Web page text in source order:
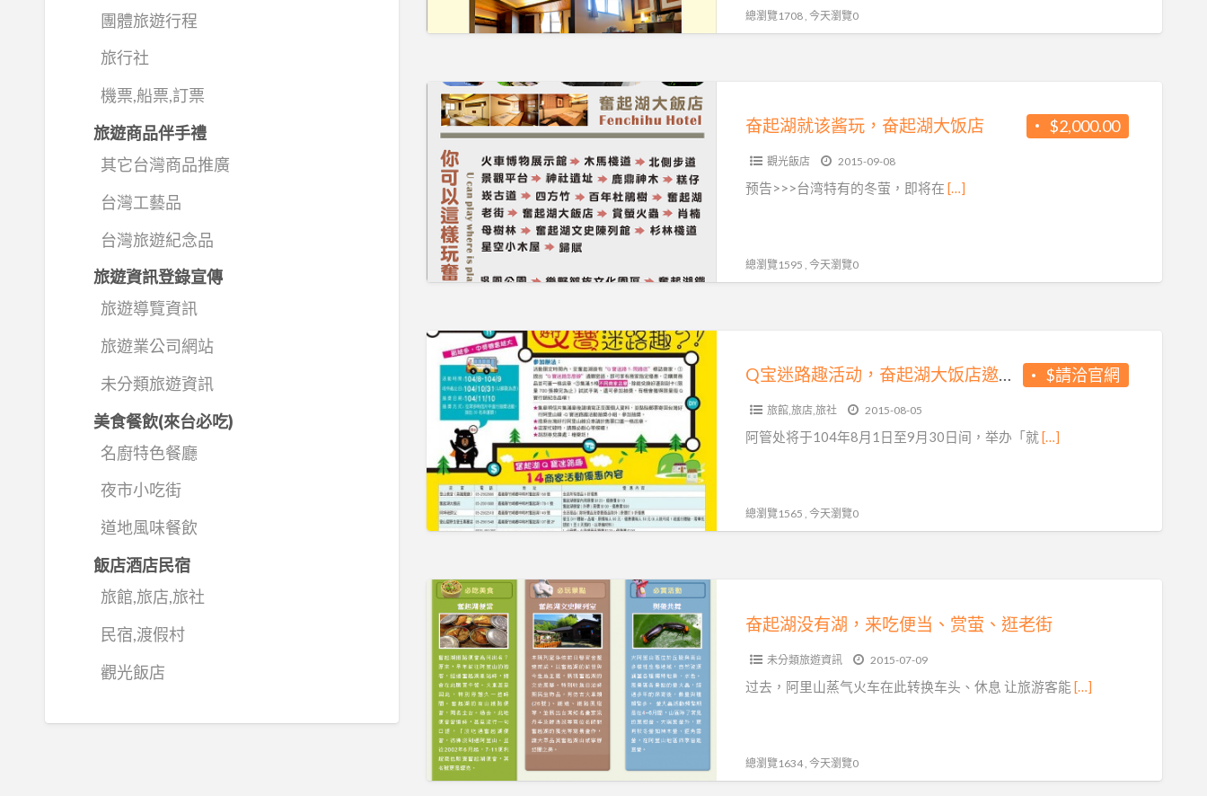
團體旅遊行程
旅行社
機票,船票,訂票
旅遊商品伴手禮
其它台灣商品推廣
台灣工藝品
台灣旅遊紀念品
旅遊資訊登錄宣傳
旅遊導覽資訊
旅遊業公司網站
未分類旅遊資訊
美食餐飲(來台必吃)
名廚特色餐廳
夜市小吃街
道地風味餐飲
飯店酒店民宿
旅館,旅店,旅社
民宿,渡假村
觀光飯店
食
必
玩
景
点|
奋
起
湖
大
饭
總瀏覽1708 , 今天瀏覽0
奋
起
湖
就
该
酱
玩，
奋
起
大
饭
店
$2,000.00
奋起湖就该酱玩，奋起湖大饭店
觀光飯店 2015-09-08
预告>>>台湾特有的冬萤，即将在 […]
總瀏覽1595 , 今天瀏覽0
Q
宝
迷
路
活
动，
奋
起
大
饭
店
邀
您
一
起
来
找
$請洽官網
Q宝迷路趣活动，奋起湖大饭店邀您一起来找乐趣。
旅館,旅店,旅社 2015-08-05
阿管处将于104年8月1日至9月30日间，举办「就 […]
總瀏覽1565 , 今天瀏覽0
奋
起
湖
没
有
湖，
来
吃
便
奋起湖没有湖，来吃便当、赏萤、逛老街
未分類旅遊資訊 2015-07-09
过去，阿里山蒸气火车在此转换车头、休息 让旅游客能 […]
總瀏覽1634 , 今天瀏覽0